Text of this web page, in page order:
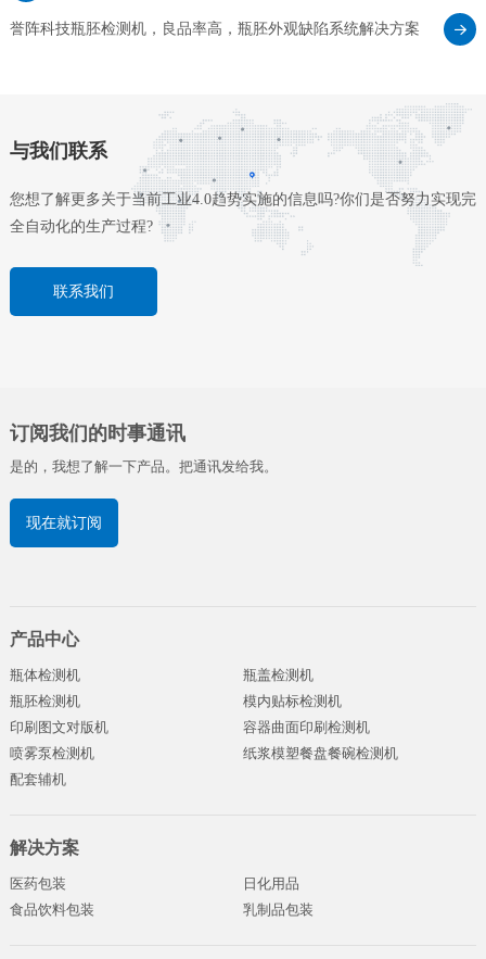
誉阵科技瓶胚检测机，良品率高，瓶胚外观缺陷系统解决方案
与我们联系
您想了解更多关于当前工业4.0趋势实施的信息吗?你们是否努力实现完
全自动化的生产过程?
联系我们
订阅我们的时事通讯
是的，我想了解一下产品。把通讯发给我。
现在就订阅
产品中心
瓶体检测机
瓶盖检测机
瓶胚检测机
模内贴标检测机
印刷图文对版机
容器曲面印刷检测机
喷雾泵检测机
纸浆模塑餐盘餐碗检测机
配套辅机
解决方案
医药包装
日化用品
食品饮料包装
乳制品包装